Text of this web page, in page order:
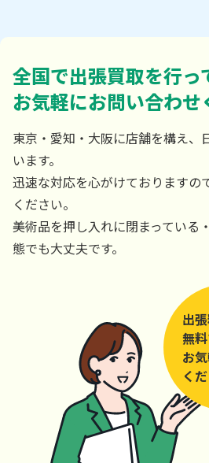
全国で出張買取を行っ
お気軽にお問い合わせ
東京・愛知・大阪に店舗を構え、
います。
迅速な対応を心がけておりますの
ください。
美術品を押し入れに閉まっている
態でも大丈夫です。
出
無
お
く